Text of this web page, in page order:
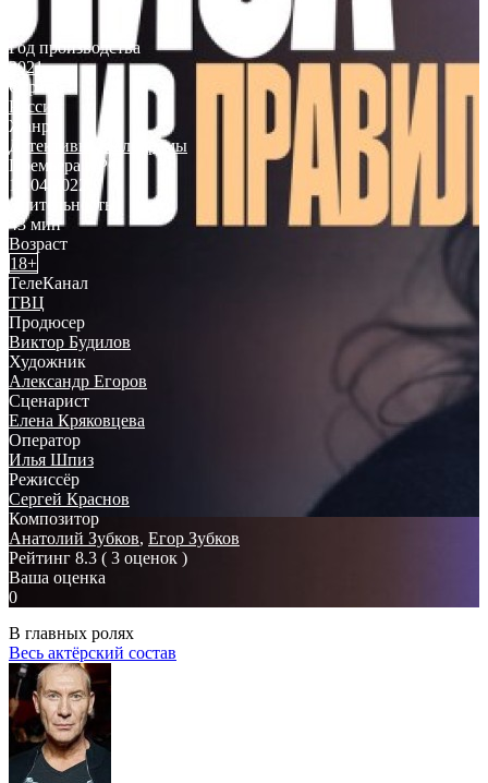
Год производства
2021
Страна
Россия
Жанр
Детективы
Мелодрамы
Премьера в РФ
16.04.2022
Длительность
43 мин
Возраст
18+
ТелеКанал
ТВЦ
Продюсер
Виктор Будилов
Художник
Александр Егоров
Сценарист
Елена Кряковцева
Оператор
Илья Шпиз
Режиссёр
Сергей Краснов
Композитор
Анатолий Зубков, Егор Зубков
Рейтинг 8.3 ( 3 оценок )
Ваша оценка
0
В главных ролях
Весь актёрский состав